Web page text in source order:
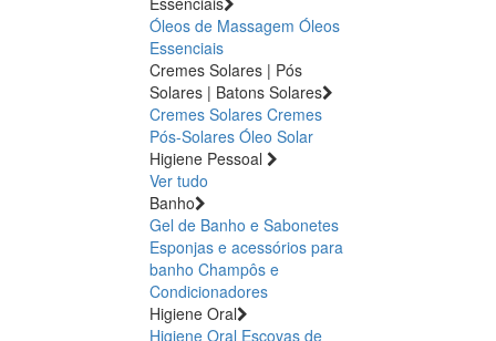
Óleos de Massagem Óleos
Essenciais
Cremes Solares | Pós
Solares | Batons Solares
Cremes Solares Cremes
Pós-Solares Óleo Solar
Higiene Pessoal
Ver tudo
Banho
Gel de Banho e Sabonetes
Esponjas e acessórios para
banho Champôs e
Condicionadores
Higiene Oral
Higiene Oral Escovas de